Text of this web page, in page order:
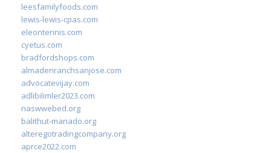
leesfamilyfoods.com
lewis-lewis-cpas.com
eleontennis.com
cyetus.com
bradfordshops.com
almadenranchsanjose.com
advocatevijay.com
adlibilimler2023.com
naswwebed.org
balithut-manado.org
alteregotradingcompany.org
aprce2022.com